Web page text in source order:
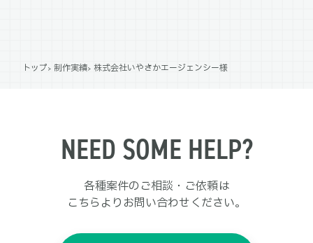
トップ 制作実績 株式会社いやさかエージェンシー様
NEED SOME HELP?
各種案件のご相談・ご依頼は
こちらよりお問い合わせください。